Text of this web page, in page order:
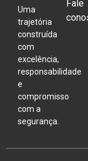
Uma
trajetória
construída
com
excelência,
responsabilidade
e
compromisso
com a
segurança.
Fale